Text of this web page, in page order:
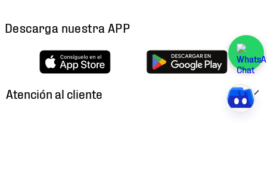
Descarga nuestra APP
Atención al cliente